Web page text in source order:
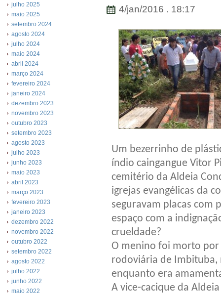
julho 2025
maio 2025
setembro 2024
agosto 2024
julho 2024
maio 2024
abril 2024
março 2024
fevereiro 2024
janeiro 2024
dezembro 2023
novembro 2023
outubro 2023
setembro 2023
agosto 2023
julho 2023
junho 2023
maio 2023
abril 2023
março 2023
fevereiro 2023
janeiro 2023
dezembro 2022
novembro 2022
outubro 2022
setembro 2022
agosto 2022
julho 2022
junho 2022
maio 2022
4/jan/2016 . 18:17
Um bezerrinho de
índio caingangue Vitor
cemitério da Aldeia
igrejas evangélicas da
seguravam placas com
espaço com a
crueldade?
O menino foi morto
rodoviária de Imbituba,
enquanto era
A vice-cacique da